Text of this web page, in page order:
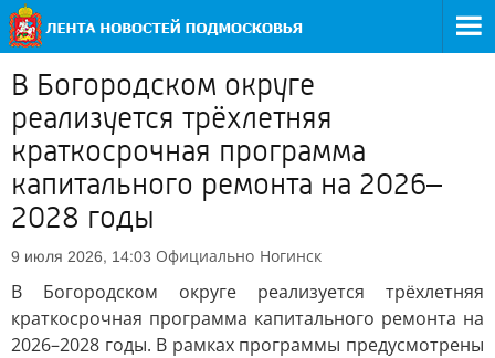
В Богородском округе
реализуется трёхлетняя
краткосрочная программа
капитального ремонта на 2026–
2028 годы
9 июля 2026, 14:03 Официально Ногинск
В Богородском округе реализуется трёхлетняя
краткосрочная программа капитального ремонта на
2026–2028 годы. В рамках программы предусмотрены